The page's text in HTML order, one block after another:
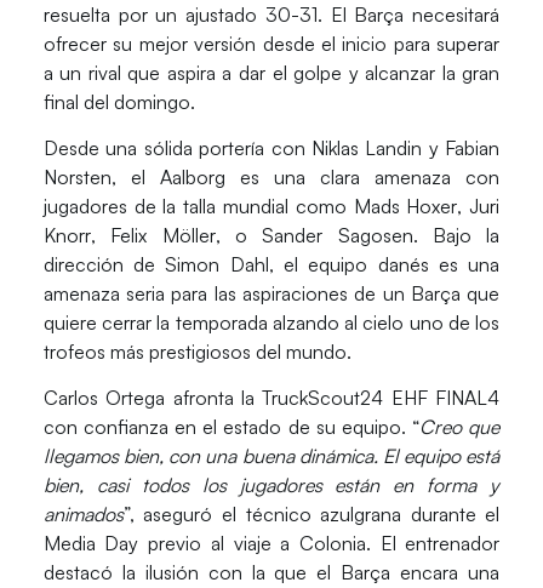
resuelta por un ajustado 30-31. El Barça necesitará
ofrecer su mejor versión desde el inicio para superar
a un rival que aspira a dar el golpe y alcanzar la gran
final del domingo.
Desde una sólida portería con Niklas Landin y Fabian
Norsten, el Aalborg es una clara amenaza con
jugadores de la talla mundial como Mads Hoxer,Juri
Knorr, Felix Möller, oSander Sagosen. Bajo la
dirección deSimon Dahl, el equipo danés es una
amenaza seria para las aspiraciones de un Barça que
quiere cerrar la temporada alzando al cielo uno de los
trofeos más prestigiosos del mundo.
Carlos Ortega afronta la TruckScout24 EHF FINAL4
con confianza en el estado de su equipo. “Creo que
llegamos bien, con una buena dinámica. El equipo está
bien, casi todos los jugadores están en forma y
animados”, aseguró el técnico azulgrana durante el
Media Day previo al viaje a Colonia. El entrenador
destacó la ilusión con la que el Barça encara una